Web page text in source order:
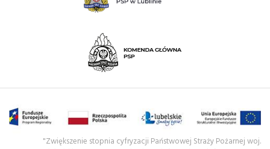
"Zwiększenie stopnia cyfryzacji Państwowej Straży Pożarnej woj.